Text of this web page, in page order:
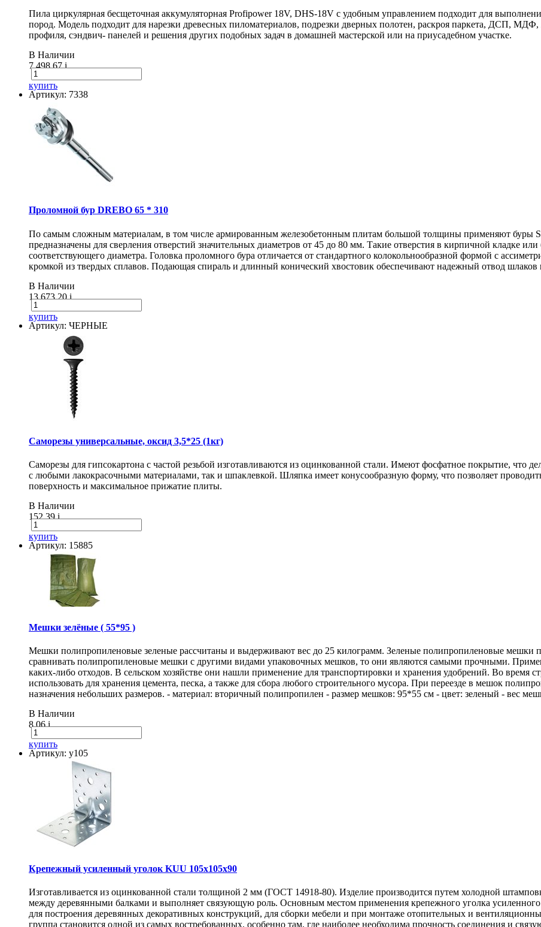
Пила циркулярная бесщеточная аккумуляторная Profipower 18V, DHS-18V с удобным управлением подходит для
пород. Модель подходит для нарезки древесных пиломатериалов, подрезки дверных полотен, раскроя паркета, ДСП,
профиля, сэндвич- панелей и решения других подобных задач в домашней мастерской или на приусадебном участке.
В Наличии
7 498.67i
купить
Артикул: 7338
Проломной бур DREBO 65 * 310
По самым сложным материалам, в том числе армированным железобетонным плитам большой толщины применяют буры
предназначены для сверления отверстий значительных диаметров от 45 до 80 мм. Такие отверстия в кирпичной кладке
соответствующего диаметра. Головка проломного бура отличается от стандартного колокольнообразной формой с
кромкой из твердых сплавов. Подающая спираль и длинный конический хвостовик обеспечивают надежный отвод шлаков
В Наличии
13 673.20i
купить
Артикул: ЧЕРНЫЕ
Саморезы универсальные, оксид 3,5*25 (1кг)
Саморезы для гипсокартона с частой резьбой изготавливаются из оцинкованной стали. Имеют фосфатное покрытие, что
с любыми лакокрасочными материалами, так и шпаклевкой. Шляпка имеет конусообразную форму, что позволяет
поверхность и максимальное прижатие плиты.
В Наличии
152.39i
купить
Артикул: 15885
Мешки зелёные ( 55*95 )
Мешки полипропиленовые зеленые рассчитаны и выдерживают вес до 25 килограмм. Зеленые полипропиленовые мешки
сравнивать полипропиленовые мешки с другими видами упаковочных мешков, то они являются самыми прочными.
каких-либо отходов. В сельском хозяйстве они нашли применение для транспортировки и хранения удобрений. Во
использовать для хранения цемента, песка, а также для сбора любого строительного мусора. При переезде в мешок
назначения небольших размеров. - материал: вторичный полипропилен - размер мешков: 95*55 см - цвет: зеленый - вес
В Наличии
8.06i
купить
Артикул: у105
Крепежный усиленный уголок KUU 105х105х90
Изготавливается из оцинкованной стали толщиной 2 мм (ГОСТ 14918-80). Изделие производится путем холодной
между деревянными балками и выполняет связующую роль. Основным местом применения крепежного уголка усиленного
для построения деревянных декоративных конструкций, для сборки мебели и при монтаже отопительных и
группа становится одной из самых востребованных, особенно там, где наиболее необходима прочность соединения и